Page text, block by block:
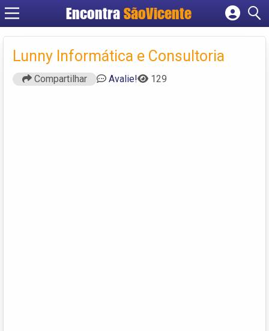
Encontra SãoVicente
Cadastrar empresa
Criar conta
Lunny Informática e Consultoria
Compartilhar Avalie! 129